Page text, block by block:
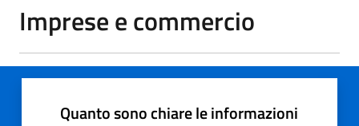
Imprese e commercio
Quanto sono chiare le informazioni